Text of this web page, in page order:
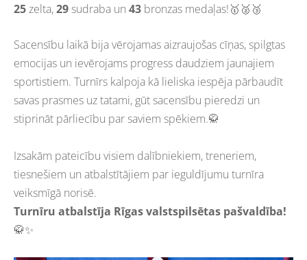
25zelta,29 sudraba un 43 bronzas medaļas!🥇🥈🥉
Sacensību laikā bija vērojamas aizraujošas cīņas, spilgtas
emocijas un ievērojams progress daudziem jaunajiem
sportistiem. Turnīrs kalpoja kā lieliska iespēja pārbaudīt
savas prasmes uz tatami, gūt sacensību pieredzi un
stiprināt pārliecību par saviem spēkiem.🥋
Izsakām pateicību visiem dalībniekiem, treneriem,
tiesnešiem un atbalstītājiem par ieguldījumu turnīra
veiksmīgā norisē.
Turnīru atbalstīja Rīgas valstspilsētas pašvaldība!
🥋✨